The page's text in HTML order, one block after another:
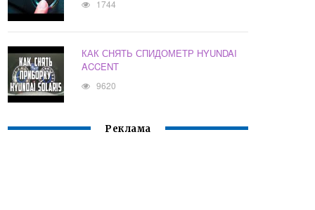
1744
КАК СНЯТЬ СПИДОМЕТР HYUNDAI
ACCENT
9620
Реклама